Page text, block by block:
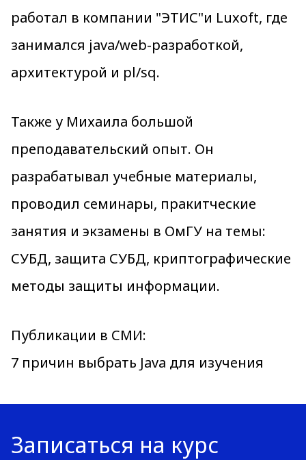
работал в компании "ЭТИС"и Luxoft, где
занимался java/web-разработкой,
архитектурой и pl/sq.
Также у Михаила большой
преподавательский опыт. Он
разрабатывал учебные материалы,
проводил семинары, пракитческие
занятия и экзамены в ОмГУ на темы:
СУБД, защита СУБД, криптографические
методы защиты информации.
Публикации в СМИ:
7 причин выбрать Java для изучения
Записаться на курс